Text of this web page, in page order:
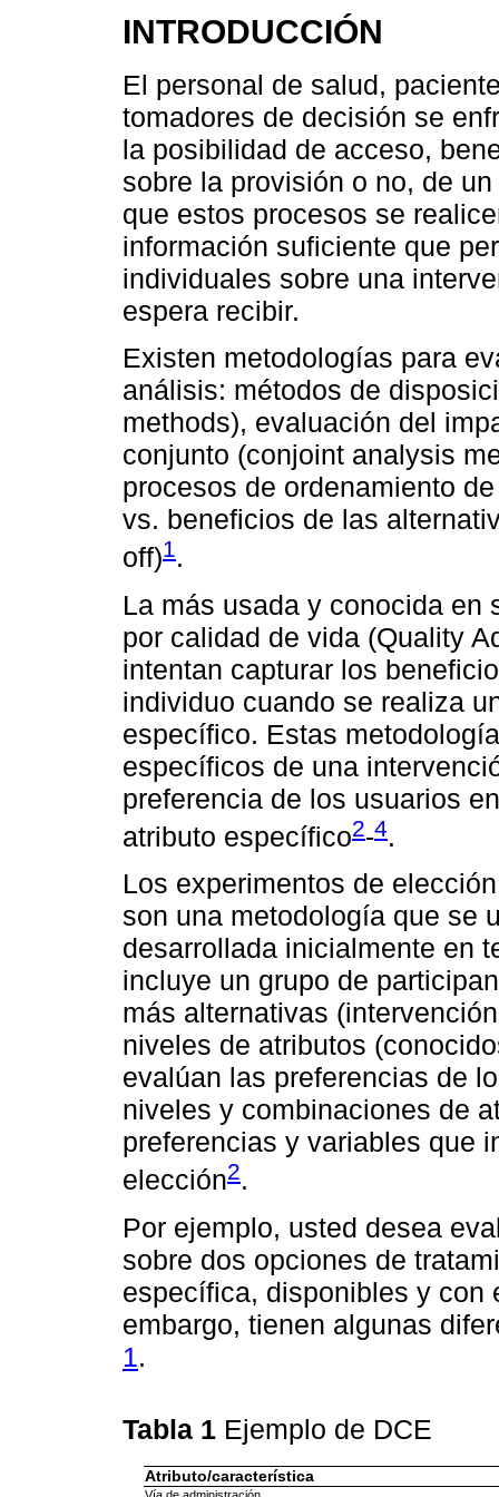
INTRODUCCIÓN
El personal de salud,
tomadores de decisión se
la posibilidad de acceso,
sobre la provisión o no, de
que estos procesos se
información suficiente que
individuales sobre una
espera recibir.
Existen metodologías para
análisis: métodos de
methods), evaluación del
conjunto (conjoint analysis
procesos de ordenamiento
vs. beneficios de las
off)1.
La más usada y conocida en
por calidad de vida (Quality
intentan capturar los
individuo cuando se realiza
específico. Estas
específicos de una
preferencia de los usuarios
atributo específico2-4.
Los experimentos de
son una metodología que se
desarrollada inicialmente en
incluye un grupo de
más alternativas
niveles de atributos
evalúan las preferencias de
niveles y combinaciones de
preferencias y variables que
elección2.
Por ejemplo, usted desea
sobre dos opciones de
específica, disponibles y con
embargo, tienen algunas
1.
Tabla 1 Ejemplo de DCE
Atributo/característica